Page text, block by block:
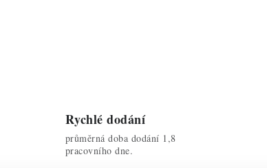
Rychlé dodání
průměrná doba dodání 1,8
pracovního dne.